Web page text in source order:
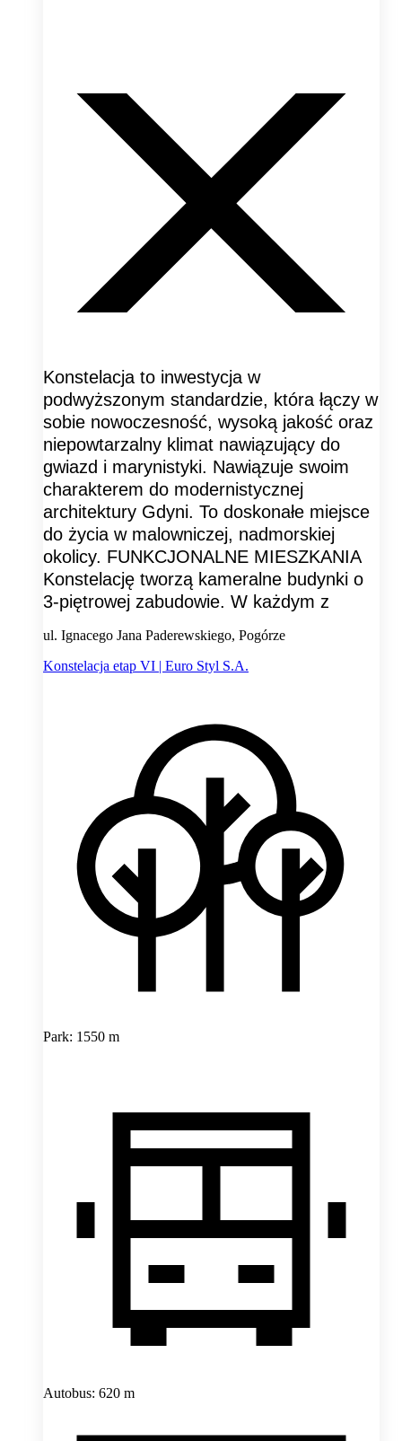
Konstelacja to inwestycja w
podwyższonym standardzie, która łączy w
sobie nowoczesność, wysoką jakość oraz
niepowtarzalny klimat nawiązujący do
gwiazd i marynistyki. Nawiązuje swoim
charakterem do modernistycznej
architektury Gdyni. To doskonałe miejsce
do życia w malowniczej, nadmorskiej
okolicy. FUNKCJONALNE MIESZKANIA
Konstelację tworzą kameralne budynki o
3-piętrowej zabudowie. W każdym z
ul. Ignacego Jana Paderewskiego, Pogórze
Konstelacja etap VI | Euro Styl S.A.
Park: 1550 m
Autobus: 620 m